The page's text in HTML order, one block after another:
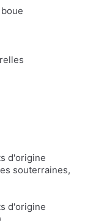
d'origine
souterraines,
d'origine